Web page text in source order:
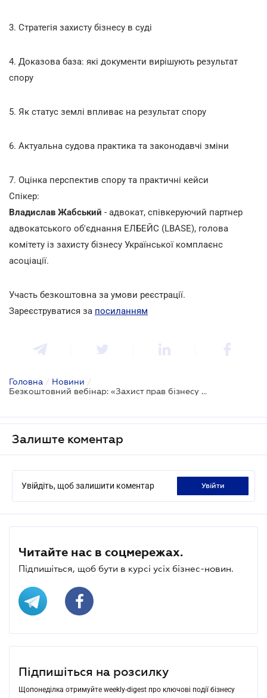
3. Стратегія захисту бізнесу в суді
4. Доказова база: які документи вирішують результат
спору
5. Як статус землі впливає на результат спору
6. Актуальна судова практика та законодавчі зміни
7. Оцінка перспектив спору та практичні кейси
Спікер:
Владислав Жабський - адвокат, співкеруючий партнер
адвокатського об'єднання ЕЛБЕЙС (LBASE), голова
комітету із захисту бізнесу Української комплаєнс
асоціації.
Участь безкоштовна за умови реєстрації.
Зареєструватися за посиланням
Головна / Новини /
Безкоштовний вебінар: «Захист прав бізнесу на землю в судових спорах з прокуратурою»
Залиште коментар
Увійдіть, щоб залишити коментар увійти
Читайте нас в соцмережах.
Підпишіться, щоб бути в курсі усіх бізнес-новин.
Підпишіться на розсилку
Щопонеділка отримуйте weekly-digest про ключові події бізнесу